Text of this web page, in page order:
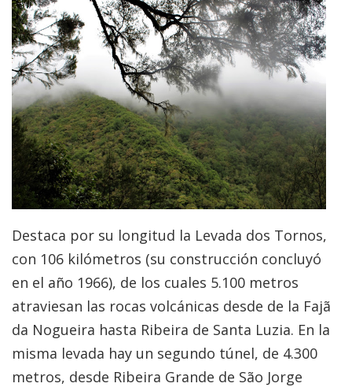
Destaca por su longitud la Levada dos Tornos,
con 106 kilómetros (su construcción concluyó
en el año 1966), de los cuales 5.100 metros
atraviesan las rocas volcánicas desde de la Fajã
da Nogueira hasta Ribeira de Santa Luzia. En la
misma levada hay un segundo túnel, de 4.300
metros, desde Ribeira Grande de São Jorge